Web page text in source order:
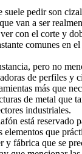
suele pedir son
van a ser
con el corte y
comunes en
pero no
de perfiles y
más que
de metal que
industriales.
está reservado
elementos que
y fábrica que se